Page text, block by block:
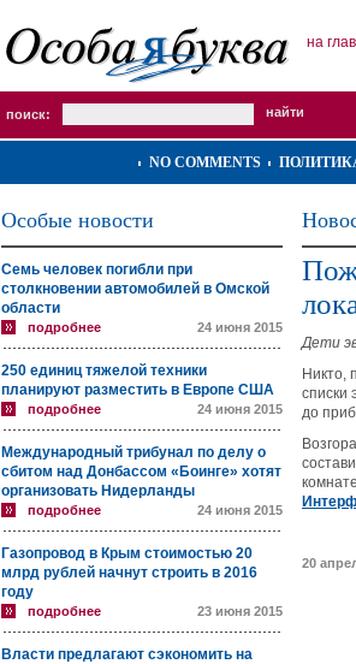
на
поиск:
NO COMMENTS
Особые новости
Семь человек погибли при
столкновении автомобилей в Омской
области
подробнее 24 июня 2015
250 единиц тяжелой техники
планируют разместить в Европе США
подробнее 24 июня 2015
Международный трибунал по делу о
сбитом над Донбассом «Боинге» хотят
организовать Нидерланды
подробнее 24 июня 2015
Газопровод в Крым стоимостью 20
млрд рублей начнут строить в 2016
году
подробнее 23 июня 2015
Власти предлагают сэкономить на
Дети
Никто,
списки
до
20